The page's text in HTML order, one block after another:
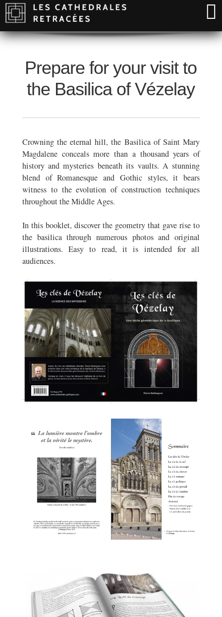
Prepare for your visit to
the Basilica of Vézelay
Crowning the eternal hill, the Basilica of Saint Mary
Magdalene conceals more than a thousand years of
history and mysteries beneath its vaults. A stunning
blend of Romanesque and Gothic styles, it bears
witness to the evolution of construction techniques
throughout the Middle Ages.
In this booklet, discover the geometry that gave rise to
the basilica through numerous photos and original
illustrations. Easy to read, it is intended for all
audiences.